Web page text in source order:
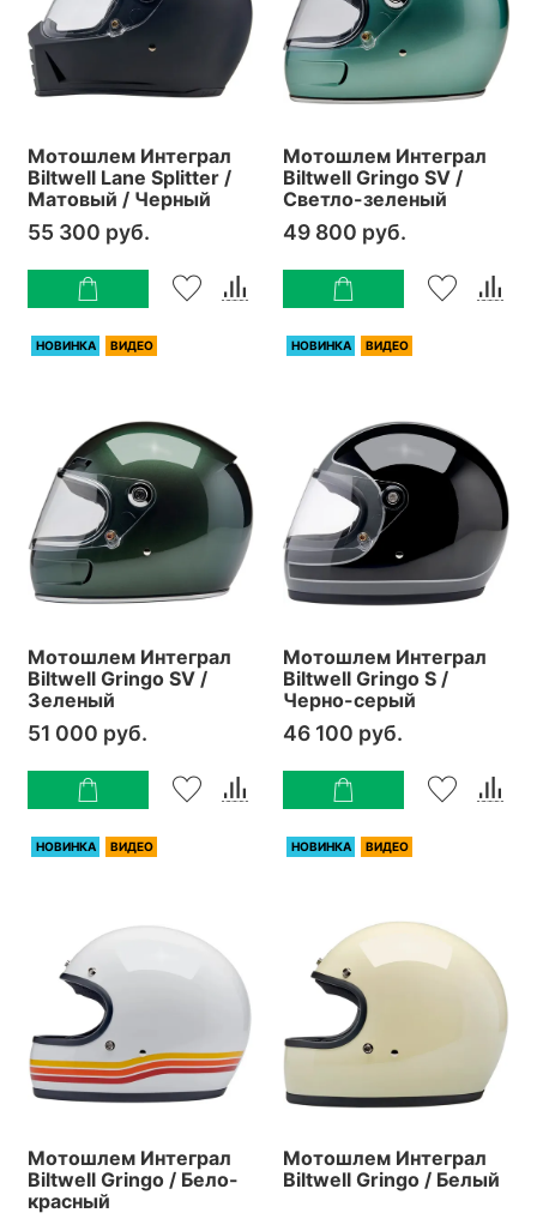
Мотошлем Интеграл
Biltwell Lane Splitter /
Матовый / Черный
55 300 руб.
Мотошлем Интеграл
Biltwell Gringo SV /
Светло-зеленый
49 800 руб.
НОВИНКА ВИДЕО
Мотошлем Интеграл
Biltwell Gringo SV /
Зеленый
51 000 руб.
НОВИНКА ВИДЕО
Мотошлем Интеграл
Biltwell Gringo S /
Черно-серый
46 100 руб.
НОВИНКА ВИДЕО
Мотошлем Интеграл
Biltwell Gringo / Бело-
красный
НОВИНКА ВИДЕО
Мотошлем Интеграл
Biltwell Gringo / Белый